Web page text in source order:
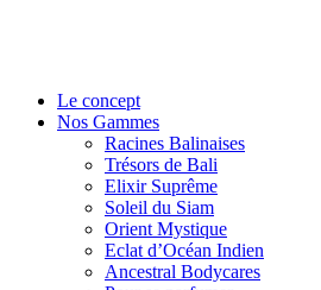
Le concept
Nos Gammes
Racines Balinaises
Trésors de Bali
Elixir Suprême
Soleil du Siam
Orient Mystique
Eclat d’Océan Indien
Ancestral Bodycares